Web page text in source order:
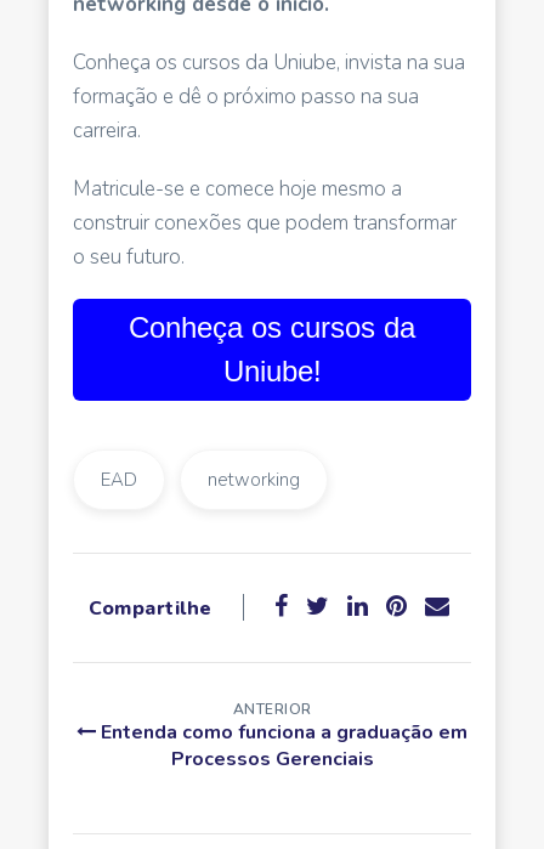
Conheça os cursos da Uniube, invista na sua
formação e dê o próximo passo na sua
carreira.
Matricule-se e comece hoje mesmo a
construir conexões que podem transformar
o seu futuro.
Conheça os cursos da
Uniube!
EAD networking
Compartilhe
ANTERIOR
Entenda como funciona a graduação em
Processos Gerenciais